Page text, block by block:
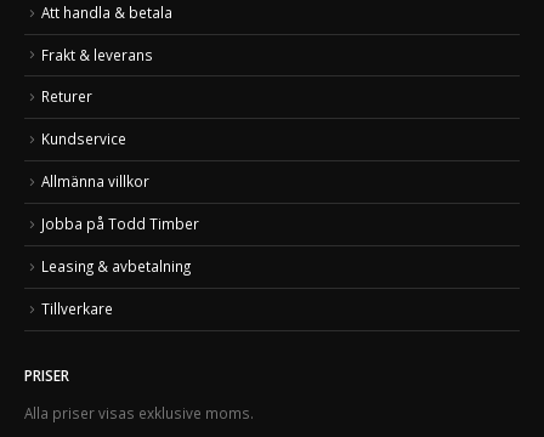
Att handla & betala
Frakt & leverans
Returer
Kundservice
Allmänna villkor
Jobba på Todd Timber
Leasing & avbetalning
Tillverkare
PRISER
Alla priser visas exklusive moms.